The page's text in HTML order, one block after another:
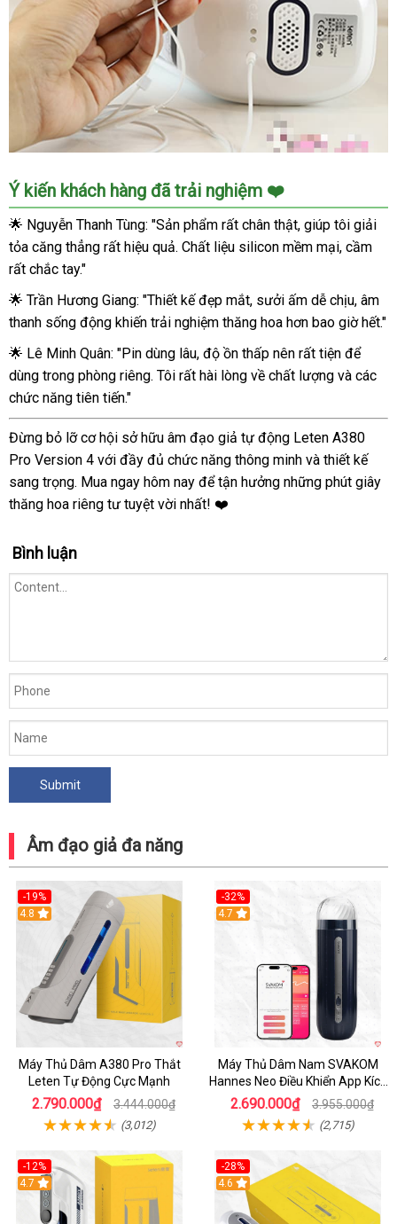
Động
Thụt,
Sưởi
Ấm
Chân
Thật
Âm
Đạo
Giả
Bóp
Tỏa
Nhiệt
-
Động
Thụt,
Sưởi
Chân
Thật
Ý kiến khách hàng đã trải nghiệm ❤️
🌟 Nguyễn Thanh Tùng: "Sản phẩm rất chân thật, giúp tôi giải
tỏa căng thẳng rất hiệu quả. Chất liệu silicon mềm mại, cầm
rất chắc tay."
🌟 Trần Hương Giang: "Thiết kế đẹp mắt, sưởi ấm dễ chịu, âm
thanh sống động khiến trải nghiệm thăng hoa hơn bao giờ hết."
🌟 Lê Minh Quân: "Pin dùng lâu, độ ồn thấp nên rất tiện để
dùng trong phòng riêng. Tôi rất hài lòng về chất lượng và các
chức năng tiên tiến."
Đừng bỏ lỡ cơ hội sở hữu âm đạo giả tự động Leten A380
Pro Version 4 với đầy đủ chức năng thông minh và thiết kế
sang trọng. Mua ngay hôm nay để tận hưởng những phút giây
thăng hoa riêng tư tuyệt vời nhất! ❤️
Bình luận
Âm đạo giả đa năng
-19%
Hot
4.8
Máy Thủ Dâm A380 Pro Thắt
Leten Tự Động Cực Mạnh
2.790.000₫ 3.444.000₫
(3,012)
-32%
Hot
4.7
Máy Thủ Dâm Nam SVAKOM
Hannes Neo Điều Khiển App Kích
Thích
2.690.000₫ 3.955.000₫
(2,715)
-12%
Hot
4.7
-28%
Hot
4.6